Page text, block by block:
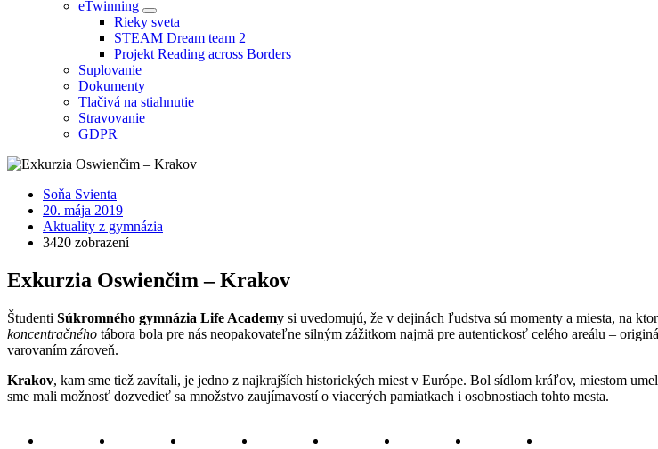
eTwinning
Rieky sveta
STEAM Dream team 2
Projekt Reading across Borders
Suplovanie
Dokumenty
Tlačivá na stiahnutie
Stravovanie
GDPR
Soňa Svienta
20. mája 2019
Aktuality z gymnázia
3420 zobrazení
Exkurzia Oswienčim – Krakov
Študenti Súkromného gymnázia Life Academy si uvedomujú, že v dejinách ľudstva sú momenty a miesta, na
koncentračného tábora bola pre nás neopakovateľne silným zážitkom najmä pre autentickosť celého areálu –
varovaním zároveň.
Krakov, kam sme tiež zavítali, je jedno z najkrajších historických miest v Európe. Bol sídlom kráľov, miestom
sme mali možnosť dozvedieť sa množstvo zaujímavostí o viacerých pamiatkach i osobnostiach tohto mesta.